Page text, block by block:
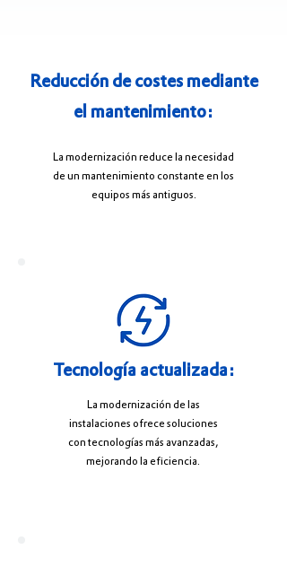
Reducción de costes mediante
el mantenimiento:
La modernización reduce la necesidad
de un mantenimiento constante en los
equipos más antiguos.
Tecnología actualizada:
La modernización de las
instalaciones ofrece soluciones
con tecnologías más avanzadas,
mejorando la eficiencia.